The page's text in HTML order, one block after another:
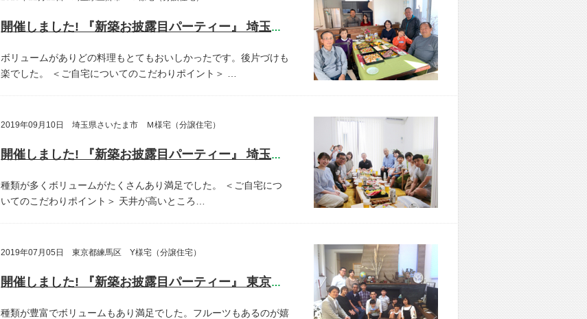
開催しました! 『新築お披露目パーティー』 埼玉県三郷市 T様宅
ボリュームがありどの料理もとてもおいしかったです。後片づけも
楽でした。
＜ご自宅についてのこだわりポイント＞
2019年09月10日 埼玉県さいたま市 Ｍ様宅（分譲住宅）
開催しました! 『新築お披露目パーティー』 埼玉県さいたま市 M様宅
種類が多くボリュームがたくさんあり満足でした。
＜ご自宅につ
いてのこだわりポイント＞ 天井が高いところ…
2019年07月05日 東京都練馬区 Y様宅（分譲住宅）
開催しました! 『新築お披露目パーティー』 東京都練馬区 Y様宅
種類が豊富でボリュームもあり満足でした。フルーツもあるのが嬉